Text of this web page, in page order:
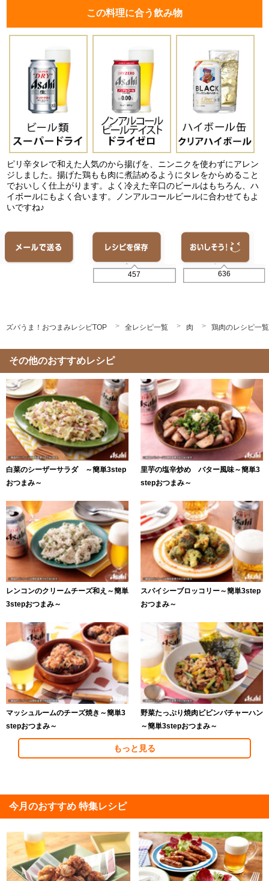
この料理に合う飲み物
ピリ辛タレで和えた人気のから揚げを、ニンニクを使わずにアレン
ジしました。揚げた鶏もも肉に煮詰めるようにタレをからめること
でおいしく仕上がります。よく冷えた辛口のビールはもちろん、ハ
イボールにもよく合います。ノンアルコールビールに合わせてもよ
いですね♪
457 636
ズバうま！おつまみレシピTOP 全レシピ一覧 肉 鶏肉のレシピ一覧
その他のおすすめレシピ
白菜のシーザーサラダ ～簡単3step
おつまみ～
里芋の塩辛炒め バター風味～簡単3
stepおつまみ～
レンコンのクリームチーズ和え～簡単
3stepおつまみ～
スパイシーブロッコリー～簡単3step
おつまみ～
マッシュルームのチーズ焼き～簡単3
stepおつまみ～
野菜たっぷり焼肉ビビンバチャーハン
～簡単3stepおつまみ～
もっと見る
今月のおすすめ 特集レシピ